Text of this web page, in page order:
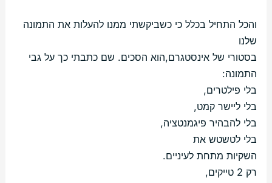
והכל התחיל בכלל כי כשביקשתי ממנו להעלות את התמונה
שלנו
בסטורי של אינסטגרם,הוא הסכים. שם כתבתי כך על גבי
התמונה:
בלי פילטרים,
בלי ליישר קמט,
בלי להבהיר פיגמנטציה,
בלי לטשטש את
השקיות מתחת לעיניים.
רק 2 טייקים,